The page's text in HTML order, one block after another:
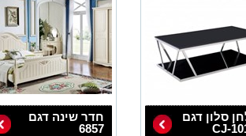
סלון דגם
CJ-
חדר שינה דגם
6857